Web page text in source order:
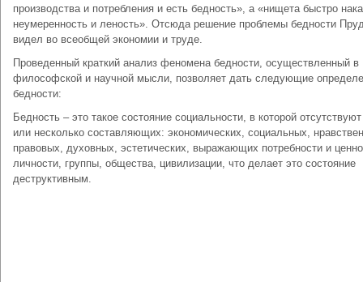
производства и потребления и есть бедность», а «нищета быстро
неумеренность и леность». Отсюда решение проблемы бедности
видел во всеобщей экономии и труде.
Проведенный краткий анализ феномена бедности, осуществленный в
философской и научной мысли, позволяет дать следующие
бедности:
Бедность – это такое состояние социальности, в которой
или несколько составляющих: экономических, социальных,
правовых, духовных, эстетических, выражающих потребности и
личности, группы, общества, цивилизации, что делает это состояние
деструктивным.